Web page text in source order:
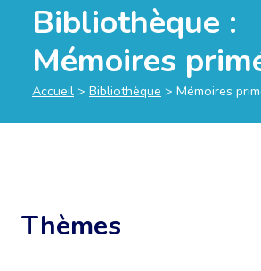
Bibliothèque :
Mémoires
Accueil > Bibliothèque > Mémoires
Thèmes